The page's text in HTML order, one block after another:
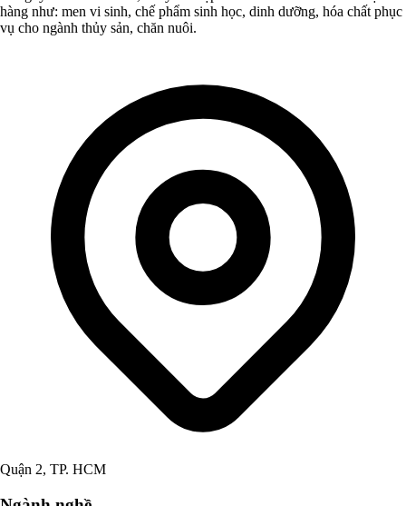
hàng như: men vi sinh, chế phẩm sinh học, dinh dưỡng, hóa chất phục
vụ cho ngành thủy sản, chăn nuôi.
Quận 2, TP. HCM